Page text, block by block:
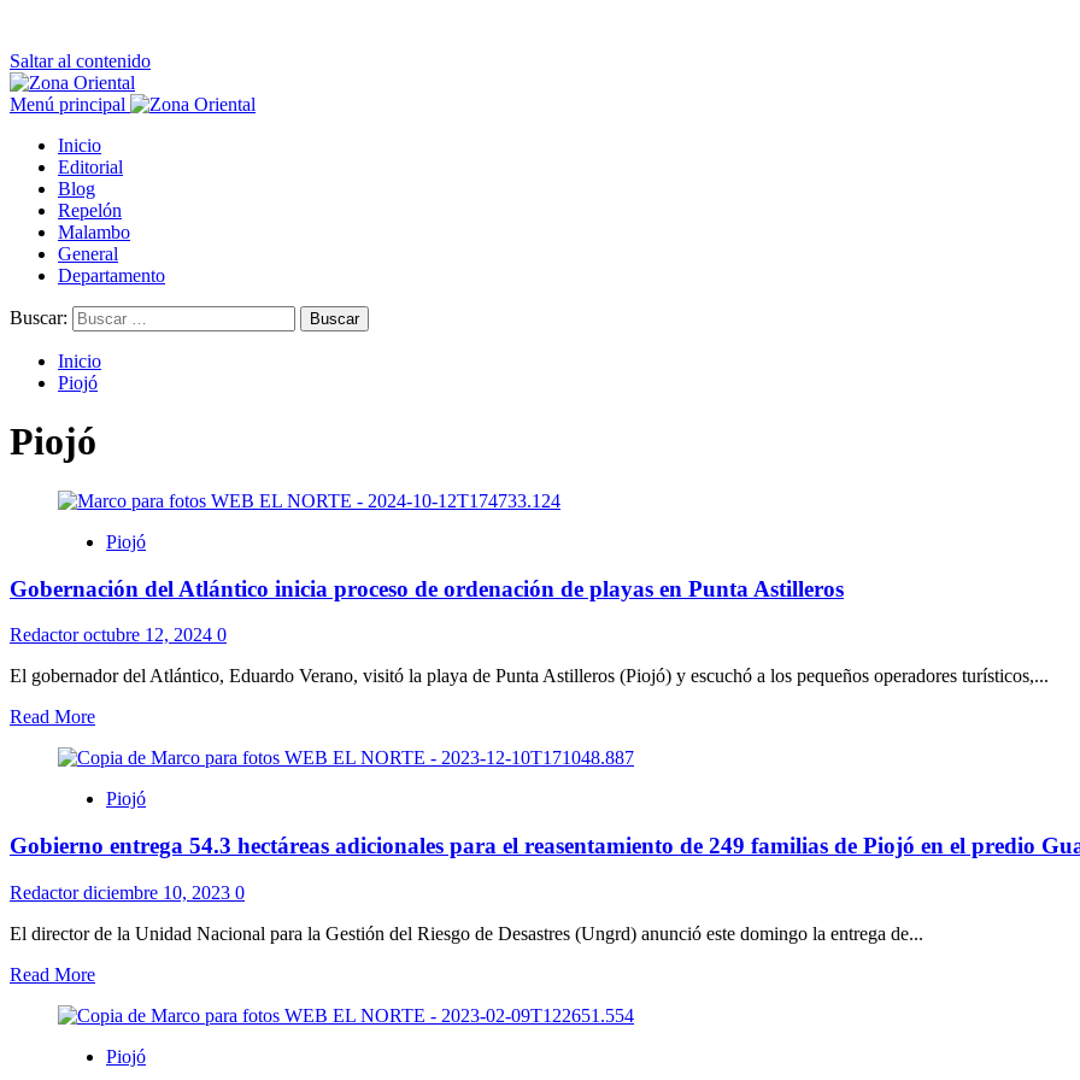
Saltar al contenido
Menú principal
Inicio
Editorial
Blog
Repelón
Malambo
General
Departamento
Buscar:
Inicio
Piojó
Piojó
Piojó
Gobernación del Atlántico inicia proceso de ordenación de playas en Punta Astilleros
Redactoroctubre 12, 2024 0
El gobernador del Atlántico, Eduardo Verano, visitó la playa de Punta Astilleros (Piojó) y escuchó a los pequeños operadores turísticos,...
Read More
Piojó
Gobierno entrega 54.3 hectáreas adicionales para el reasentamiento de 249 familias de Piojó en el predio
Redactordiciembre 10, 2023 0
El director de la Unidad Nacional para la Gestión del Riesgo de Desastres (Ungrd) anunció este domingo la entrega de...
Read More
Piojó